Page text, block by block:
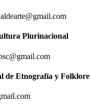
Plurinacional
de Etnografía y Folklore